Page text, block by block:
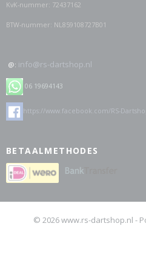
KvK-nummer: 72437162
BTW-nummer: NL859108727B01
@: info@rs-dartshop.nl
06 19694143
https://www.facebook.com/RS-
BETAALMETHODES
© 2026 www.rs-dartshop.nl -